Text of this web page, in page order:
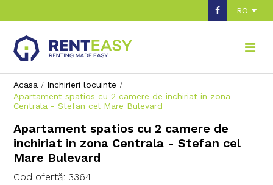
RO
Acasa
Inchirieri locuinte
Apartament spatios cu 2 camere de inchiriat in zona
Centrala - Stefan cel Mare Bulevard
Apartament spatios cu 2 camere de
inchiriat in zona Centrala - Stefan cel
Mare Bulevard
Cod ofertă: 3364